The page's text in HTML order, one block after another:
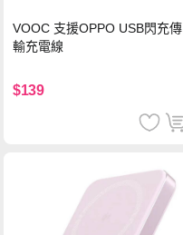
VOOC 支援OPPO USB閃充傳
輸充電線
$139